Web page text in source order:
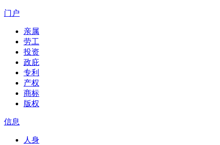
门户
亲属
劳工
投资
政庇
专利
产权
商标
版权
信息
人身